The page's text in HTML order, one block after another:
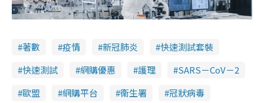
著數 疫情 新冠肺炎
快速測試套裝
快速測試
網購優惠 護理
SARS－CoV－2
歐盟
網購平台 衞生署 冠狀病毒